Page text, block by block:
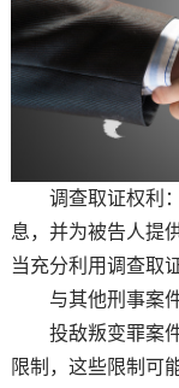
调查取证权利：
息，并为被告人提
当充分利用调查取
与其他刑事案件
投敌叛变罪案件
限制，这些限制可